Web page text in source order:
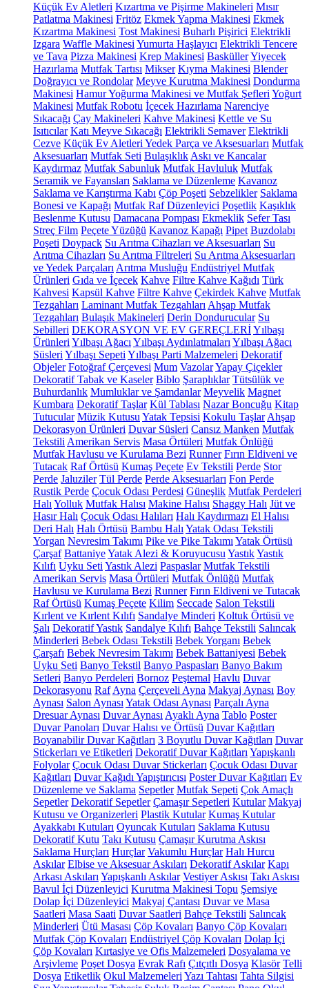
Küçük Ev Aletleri Kızartma ve Pişirme Makineleri Mısır
Patlatma Makinesi Fritöz Ekmek Yapma Makinesi Ekmek
Kızartma Makinesi Tost Makinesi Buharlı Pişirici Elektrikli
Izgara Waffle Makinesi Yumurta Haşlayıcı Elektrikli Tencere
ve Tava Pizza Makinesi Krep Makinesi BasküllerYiyecek
Hazırlama Mutfak Tartısı Mikser Kıyma Makinesi Blender
Doğrayıcı ve Rondolar Meyve Kurutma Makinesi Dondurma
Makinesi Hamur Yoğurma Makinesi ve Mutfak Şefleri Yoğurt
Makinesi Mutfak Robotu İçecek Hazırlama Narenciye
Sıkacağı Çay Makineleri Kahve Makinesi Kettle ve Su
Isıtıcılar Katı Meyve Sıkacağı Elektrikli Semaver Elektrikli
Cezve Küçük Ev Aletleri Yedek Parça ve Aksesuarları Mutfak
Aksesuarları Mutfak Seti Bulaşıklık Askı ve Kancalar
Kaydırmaz Mutfak Sabunluk Mutfak Havluluk Mutfak
Seramik ve Fayansları Saklama ve Düzenleme Kavanoz
Saklama ve Karıştırma Kabı Çöp Poşeti Sebzelikler Saklama
Bonesi ve Kapağı Mutfak Raf Düzenleyici Poşetlik Kaşıklık
Beslenme Kutusu Damacana Pompası Ekmeklik Sefer Tası
Streç Film Peçete Yüzüğü Kavanoz Kapağı Pipet Buzdolabı
Poşeti Doypack Su Arıtma Cihazları ve Aksesuarları Su
Arıtma Cihazları Su Arıtma Filtreleri Su Arıtma Aksesuarları
ve Yedek Parçaları Arıtma Musluğu Endüstriyel Mutfak
Ürünleri Gıda ve İçecek Kahve Filtre Kahve Kağıdı Türk
Kahvesi Kapsül Kahve Filtre Kahve Çekirdek Kahve Mutfak
Tezgahları Laminant Mutfak Tezgahları Ahşap Mutfak
Tezgahları Bulaşık Makineleri Derin Dondurucular Su
Sebilleri DEKORASYON VE EV GEREÇLERİYılbaşı
Ürünleri Yılbaşı Ağacı Yılbaşı Aydınlatmaları Yılbaşı Ağacı
Süsleri Yılbaşı Sepeti Yılbaşı Parti Malzemeleri Dekoratif
Objeler Fotoğraf Çerçevesi Mum VazolarYapay Çiçekler
Dekoratif Tabak ve Kaseler Biblo Şaraplıklar Tütsülük ve
Buhurdanlık Mumluklar ve Şamdanlar Meyvelik Magnet
Kumbara Dekoratif Taşlar Kül Tablası Nazar Boncuğu Kitap
Tutucular Müzik Kutusu Yatak Tepsisi Kokulu Taşlar Ahşap
Dekorasyon Ürünleri Duvar Süsleri Cansız Manken Mutfak
Tekstili Amerikan Servis Masa Örtüleri Mutfak Önlüğü
Mutfak Havlusu ve Kurulama Bezi Runner Fırın Eldiveni ve
Tutacak Raf Örtüsü Kumaş Peçete Ev Tekstili Perde Stor
Perde Jaluziler Tül Perde Perde Aksesuarları Fon Perde
Rustik Perde Çocuk Odası Perdesi Güneşlik Mutfak Perdeleri
Halı Yolluk Mutfak Halısı Makine Halısı Shaggy Halı Jüt ve
Hasır Halı Çocuk Odası Halıları Halı Kaydırmazı El Halısı
Deri Halı Halı Örtüsü Bambu Halı Yatak Odası Tekstili
Yorgan Nevresim Takımı Pike ve Pike Takımı Yatak Örtüsü
Çarşaf BattaniyeYatak Alezi & Koruyucusu YastıkYastık
Kılıfı Uyku Seti Yastık Alezi Paspaslar Mutfak Tekstili
Amerikan Servis Masa Örtüleri Mutfak Önlüğü Mutfak
Havlusu ve Kurulama Bezi Runner Fırın Eldiveni ve Tutacak
Raf Örtüsü Kumaş Peçete Kilim Seccade Salon Tekstili
Kırlent ve Kırlent Kılıfı Sandalye Minderi Koltuk Örtüsü ve
Şalı Dekoratif Yastık Sandalye Kılıfı Bahçe Tekstili Salıncak
Minderleri Bebek Odası Tekstili Bebek Yorganı Bebek
Çarşafı Bebek Nevresim Takımı Bebek Battaniyesi Bebek
Uyku Seti Banyo Tekstil Banyo Paspasları Banyo Bakım
Setleri Banyo Perdeleri Bornoz Peştemal Havlu Duvar
Dekorasyonu Raf Ayna Çerçeveli Ayna Makyaj Aynası Boy
Aynası Salon Aynası Yatak Odası Aynası Parçalı Ayna
Dresuar Aynası Duvar Aynası Ayaklı Ayna Tablo Poster
Duvar Panoları Duvar Halısı ve Örtüsü Duvar Kağıtları
Boyanabilir Duvar Kağıtları 3 Boyutlu Duvar Kağıtları Duvar
Stickerları ve Etiketleri Dekoratif Duvar Kağıtları Yapışkanlı
Folyolar Çocuk Odası Duvar Stickerları Çocuk Odası Duvar
Kağıtları Duvar Kağıdı Yapıştırıcısı Poster Duvar Kağıtları Ev
Düzenleme ve Saklama Sepetler Mutfak Sepeti Çok Amaçlı
Sepetler Dekoratif Sepetler Çamaşır Sepetleri Kutular Makyaj
Kutusu ve Organizerleri Plastik Kutular Kumaş Kutular
Ayakkabı Kutuları Oyuncak Kutuları Saklama Kutusu
Dekoratif Kutu Takı Kutusu Çamaşır Kurutma Askısı
Saklama Hurçları Hurçlar Vakumlu Hurçlar Halı Hurcu
Askılar Elbise ve Aksesuar Askıları Dekoratif Askılar Kapı
Arkası Askıları Yapışkanlı Askılar Vestiyer Askısı Takı Askısı
Bavul İçi Düzenleyici Kurutma Makinesi Topu Şemsiye
Dolap İçi Düzenleyici Makyaj Çantası Duvar ve Masa
Saatleri Masa Saati Duvar Saatleri Bahçe Tekstili Salıncak
Minderleri Ütü Masası Çöp Kovaları Banyo Çöp Kovaları
Mutfak Çöp Kovaları Endüstriyel Çöp Kovaları Dolap İçi
Çöp Kovaları Kırtasiye ve Ofis Malzemeleri Dosyalama ve
Arşivleme Poşet Dosya Evrak Rafı Çıtçıtlı Dosya Klasör Telli
Dosya Etiketlik Okul Malzemeleri Yazı Tahtası Tahta Silgisi